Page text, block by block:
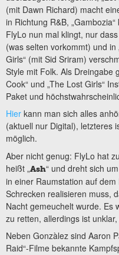
(mit Dawn Richard) macht
in Richtung R&B, „Gambozia“
FlyLo nun mal klingt, nur
(was selten vorkommt) und in
Girls“ (mit Sid Sriram)
Style mit Folk. Als Dreingabe
Cook“ und „The Lost Girls“
Paket und
Hier kann man sich alles
(aktuell nur Digital), letzteres
möglich.
Aber nicht genug: FlyLo hat
heißt „Ash“ und dreht sich
in einer Raumstation auf
Schrecken realisieren muss,
Nacht gemeuchelt wurde. Es
zu retten, allerdings ist
Neben Gonzàlez sind Aaron
Raid“-Filme bekannte